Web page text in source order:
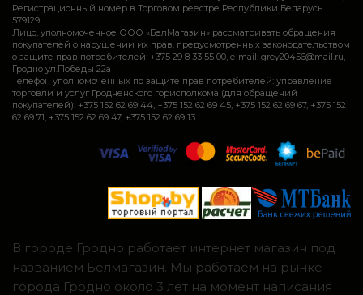
Регистрационный номер в Торговом реестре Республики Беларусь
579129
Лицо, уполномоченное ООО «БелМагазин» рассматривать обращения
покупателей о нарушении их прав, предусмотренных законодательством
о защите прав потребителей: +375 29 8 33 55 00, e-mail: grey20456@mail.ru,
Гродно ул.Победы 22а
Телефон уполномоченных по защите прав потребителей: управление
торговли и услуг Гродненского горисполкома (для обращений
покупателей): +375 152 62 69 44, +375 152 62 69 45, +375 152 62 69 67, +375 152
62 69 71, +375 152 62 69 47, +375 152 62 69 13
В городе Гродно работает интернет магазин под
названием Белмагазин. Мы работаем на рынке
города Гродно около 3 лет на момент написания